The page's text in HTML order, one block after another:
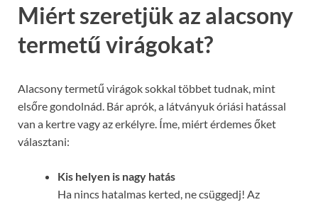
Miért szeretjük az alacsony
termetű virágokat?
Alacsony termetű virágok sokkal többet tudnak, mint
elsőre gondolnád. Bár aprók, a látványuk óriási hatással
van a kertre vagy az erkélyre. Íme, miért érdemes őket
választani:
Kis helyen is nagy hatás
Ha nincs hatalmas kerted, ne csüggedj! Az